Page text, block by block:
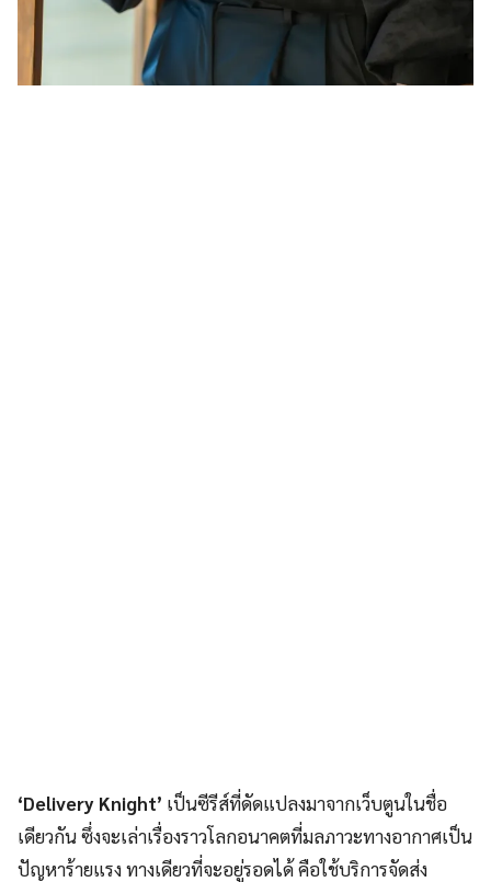
‘Delivery Knight’ เป็นซีรีส์ที่ดัดแปลงมาจากเว็บตูนในชื่อ
เดียวกัน ซึ่งจะเล่าเรื่องราวโลกอนาคตที่มลภาวะทางอากาศเป็น
ปัญหาร้ายแรง ทางเดียวที่จะอยู่รอดได้ คือใช้บริการจัดส่ง